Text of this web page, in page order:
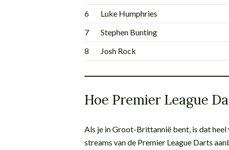
6
Luke Humphries
7
Stephen Bunting
8
Josh Rock
Hoe Premier League
Als je in Groot-Brittannië bent, is dat
streams van de Premier League Darts